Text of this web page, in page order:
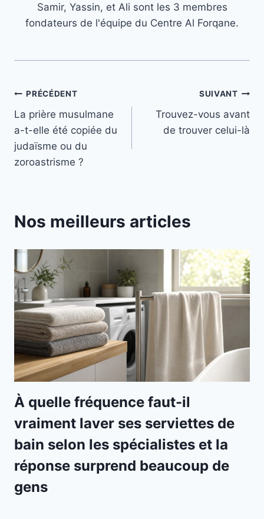
Samir, Yassin, et Ali sont les 3 membres
fondateurs de l'équipe du Centre Al Forqane.
Navigation
de
l’article
PRÉCÉDENT
La prière musulmane
a-t-elle été copiée du
judaïsme ou du
zoroastrisme ?
SUIVANT
Trouvez-vous avant
de trouver celui-là
Nos meilleurs articles
À quelle fréquence faut-il
vraiment laver ses serviettes de
bain selon les spécialistes et la
réponse surprend beaucoup de
gens